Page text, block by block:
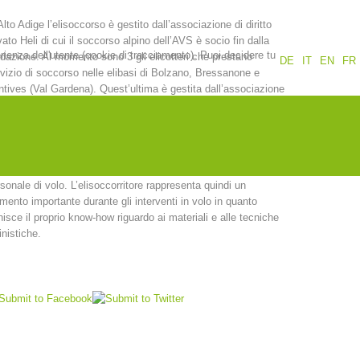
Contatti
Rapporti annuali
Formazione
Adige l’elisoccorso è gestito dall’associazione di diritto
Heli di cui il soccorso alpino dell’AVS è socio fin dalla
Al momento sono 3 gli elicotteri che prestano
di soccorso nelle elibasi di Bolzano, Bressanone e
(Val Gardena). Quest’ultima è gestita dall’associazione
di volo. L’elisoccorritore rappresenta quindi un
importante durante gli interventi in volo in quanto
il proprio know-how riguardo ai materiali e alle tecniche
DE
IT EN FR
dell'utente (cookie di tracciamento). Puoi decidere tu